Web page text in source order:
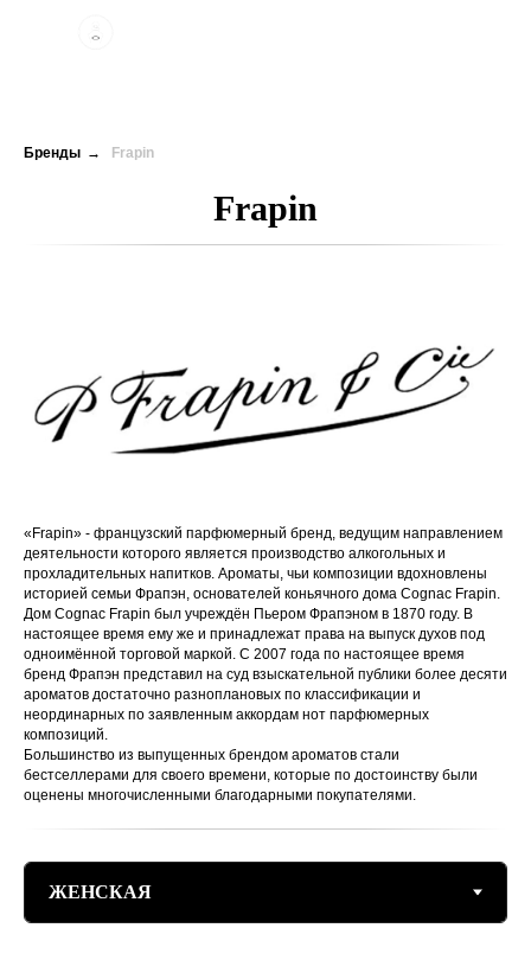
Бренды → Frapin
Frapin
«Frapin» - французский парфюмерный бренд, ведущим направлением
деятельности которого является производство алкогольных и
прохладительных напитков. Ароматы, чьи композиции вдохновлены
историей семьи Фрапэн, основателей коньячного дома Cognac Frapin.
Дом Cognac Frapin был учреждён Пьером Фрапэном в 1870 году. В
настоящее время ему же и принадлежат права на выпуск духов под
одноимённой торговой маркой. С 2007 года по настоящее время
бренд Фрапэн представил на суд взыскательной публики более десяти
ароматов достаточно разноплановых по классификации и
неординарных по заявленным аккордам нот парфюмерных
композиций.
Большинство из выпущенных брендом ароматов стали
бестселлерами для своего времени, которые по достоинству были
оценены многочисленными благодарными покупателями.